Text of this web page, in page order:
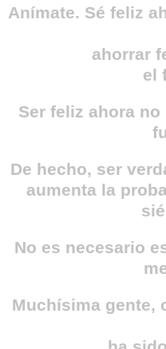
Anímate. Sé feliz
ahorrar
el
Ser feliz ahora
De hecho, ser
aumenta la
No es necesario
Muchísima gente,